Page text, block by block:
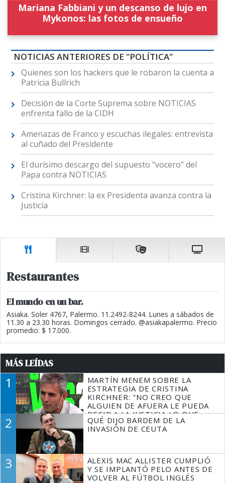
Mariana Fabbiani y un descanso de lujo en
Mykonos: las fotos de ensueño
NOTICIAS ANTERIORES DE "POLÍTICA"
Quienes son los hackers que le robaron la cuenta a
Patricia Bullrich
Decisión de la Corte Suprema sobre NOTICIAS
enfrenta fallo de la CIDH
Amenazas de Franco y escuchas ilegales: entrevista
al cuñado del Presidente
El durísimo descargo del supuesto "vocero" del
Papa contra NOTICIAS
Cristina Kirchner: la ex Presidenta avanza contra la
Justicia
Restaurantes
El mundo en un bar.
Asiaka. Soler 4767, Palermo. 11.2492-8244. Lunes a sábados de
11.30 a 23.30 horas. Domingos cerrado. @asiakapalermo. Precio
promedio: $ 17.000.
MÁS LEÍDAS
1
MARTÍN MENEM SOBRE LA
ESTRATEGIA DE CRISTINA
KIRCHNER: "NO CREO QUE
ALGUIEN DE AFUERA LE PUEDA
DECIR A LA JUSTICIA LO QUE
TIENE QUE HACER"
2
QUÉ DIJO BARDEM DE LA
INVASIÓN DE CEUTA
3
ALEXIS MAC ALLISTER CUMPLIÓ
Y SE IMPLANTÓ PELO ANTES DE
VOLVER AL FÚTBOL INGLÉS